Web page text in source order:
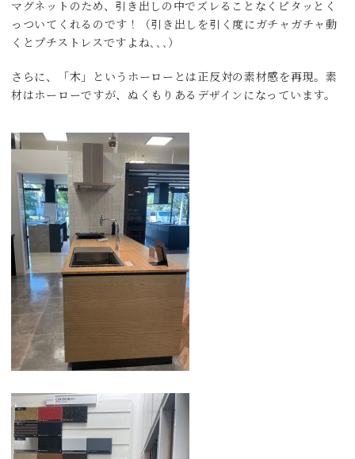
マグネットのため、引き出しの中でズレることなくピタッとく
っついてくれるのです！（引き出しを引く度にガチャガチャ動
くとプチストレスですよね､､､）
さらに、「木」というホーローとは正反対の素材感を再現。素
材はホーローですが、ぬくもりあるデザインになっています。